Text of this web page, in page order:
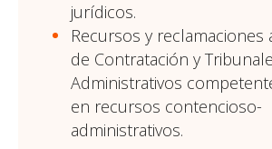
jurídicos.
Recursos y reclamaciones
de Contratación y
Administrativos
en recursos contencioso-
administrativos.